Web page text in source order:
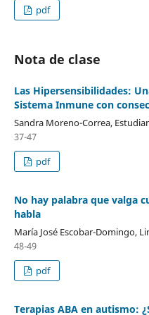
pdf
Nota de clase
Las Hipersensibilidades:
Sistema Inmune con
Sandra Moreno-Correa,
37-47
pdf
No hay palabra que valga
habla
María José Escobar-Domingo,
48-49
pdf
Terapias ABA en autismo: